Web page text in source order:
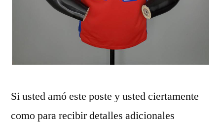
Si usted amó este poste y usted ciertamente
como para recibir detalles adicionales